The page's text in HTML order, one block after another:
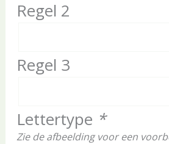
Regel 2
Regel 3
Lettertype *
Zie de afbeelding voor een